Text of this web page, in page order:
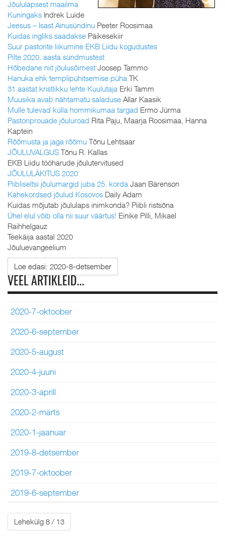
Jõululapsest maailma
Kuningaks Indrek Luide
Jeesus – Isast Ainusündinu Peeter Roosimaa
Kuidas ingliks saadakse Päikesekiir
Suur pastorite liikumine EKB Liidu kogudustes
Pilte 2020. aasta sündmustest
Hõbedane niit jõulusõimest Joosep Tammo
Hanuka ehk templipühitsemise püha TK
31 aastat kristlikku lehte Kuulutaja Erki Tamm
Muusika avab nähtamatu saladuse Allar Kaasik
Mulle tulevad külla hommikumaa targad Ermo Jürma
Pastoriprouade jõuluroad Rita Paju, Maarja Roosimaa, Hanna
Kaptein
Rõõmusta ja jaga rõõmu Tõnu Lehtsaar
JÕULUVALGUS Tõnu R. Kallas
EKB Liidu tööharude jõulutervitused
JÕULULÄKITUS 2020
Piibliseltsi jõulumargid juba 25. korda Jaan Bärenson
Kahekordsed jõulud Kosovos Daily Adam
Kuidas mõjutab jõululaps inimkonda? Piibli ristsõna
Ühel elul võib olla nii suur väärtus! Einike Pilli, Mikael
Raihhelgauz
Teekäija aastal 2020
Jõuluevangeelium
Loe edasi: 2020-8-detsember
VEEL ARTIKLEID...
2020-7-oktoober
2020-6-september
2020-5-august
2020-4-juuni
2020-3-aprill
2020-2-märts
2020-1-jaanuar
2019-8-detsember
2019-7-oktoober
2019-6-september
Lehekülg 8 / 13